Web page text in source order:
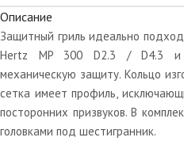
Описание
Защитный гриль идеально
Hertz MP 300 D2.3 / D4.3 и
механическую защиту. Кольцо
сетка имеет профиль,
посторонних призвуков. В
головками под шестигранник.